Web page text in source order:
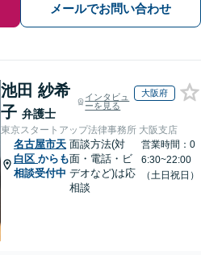
メールでお問い合わせ
池田 紗希
子 弁護士
インタビュ
ーを見る
大阪府
東京スタートアップ法律事務所 大阪支店
名古屋市天
白区 からも
相談受付中
面談方法(対
面・電話・ビ
デオなど)は応
相談
営業時間：0
6:30~22:00
（土日祝日）